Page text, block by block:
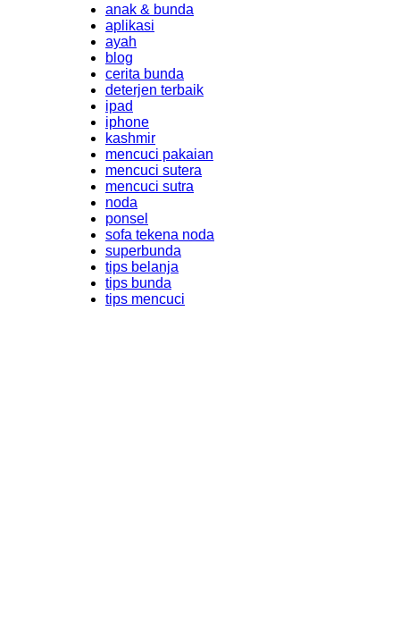
anak & bunda
aplikasi
ayah
blog
cerita bunda
deterjen terbaik
ipad
iphone
kashmir
mencuci pakaian
mencuci sutera
mencuci sutra
noda
ponsel
sofa tekena noda
superbunda
tips belanja
tips bunda
tips mencuci